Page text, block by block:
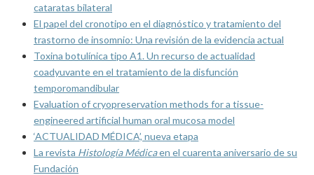
cataratas bilateral
El papel del cronotipo en el diagnóstico y tratamiento del
trastorno de insomnio: Una revisión de la evidencia actual
Toxina botulínica tipo A1. Un recurso de actualidad
coadyuvante en el tratamiento de la disfunción
temporomandibular
Evaluation of cryopreservation methods for a tissue-
engineered artificial human oral mucosa model
‘ACTUALIDAD MÉDICA’, nueva etapa
La revista Histología Médicaen el cuarenta aniversario de su
Fundación